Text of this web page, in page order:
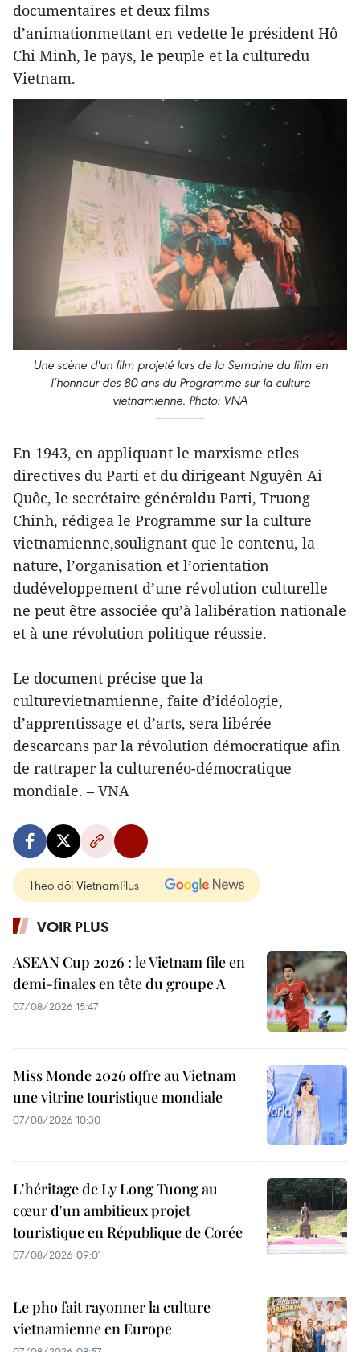
documentaires et deux films
d’animationmettant en vedette le président Hô
Chi Minh, le pays, le peuple et la culturedu
Vietnam.
Une scène d'un film projeté lors de la Semaine du film en
l’honneur des 80 ans du Programme sur la culture
vietnamienne. Photo: VNA
En 1943, en appliquant le marxisme etles
directives du Parti et du dirigeant Nguyên Ai
Quôc, le secrétaire généraldu Parti, Truong
Chinh, rédigea le Programme sur la culture
vietnamienne,soulignant que le contenu, la
nature, l’organisation et l’orientation
dudéveloppement d’une révolution culturelle
ne peut être associée qu’à lalibération nationale
et à une révolution politique réussie.
Le document précise que la
culturevietnamienne, faite d’idéologie,
d’apprentissage et d’arts, sera libérée
descarcans par la révolution démocratique afin
de rattraper la culturenéo-démocratique
mondiale. – VNA
Theo dõi VietnamPlus
VOIR PLUS
ASEAN Cup 2026 : le Vietnam file en
demi-finales en tête du groupe A
07/08/2026 15:47
Miss Monde 2026 offre au Vietnam
une vitrine touristique mondiale
07/08/2026 10:30
L'héritage de Ly Long Tuong au
cœur d'un ambitieux projet
touristique en République de Corée
07/08/2026 09:01
Le pho fait rayonner la culture
vietnamienne en Europe